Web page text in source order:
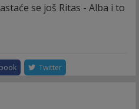
se još Ritas - Alba i to
Twitter